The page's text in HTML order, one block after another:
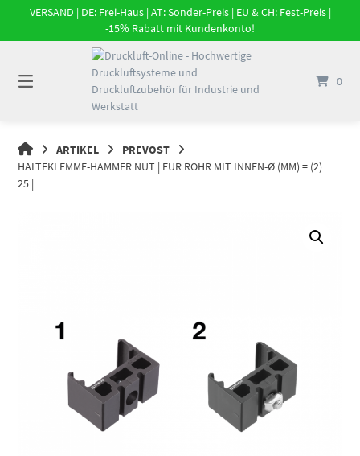
Springe
Inhalt
VERSAND | DE: Frei-Haus | AT: Sonder-Preis | EU & CH: Fest-Preis |
-15% Rabatt mit Kundenkonto!
0
DRUCKLUFT-
ONLINE
|
ARTIKEL
PREVOST
HALTEKLEMME-HAMMER NUT | FÜR ROHR MIT INNEN-Ø (MM) = (2)
25 |